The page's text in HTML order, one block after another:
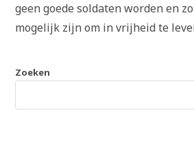
geen goede soldaten worden en
mogelijk zijn om in vrijheid te
Zoeken